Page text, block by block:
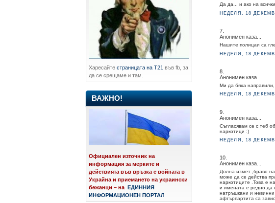
Харесайте страницата на Т21 във fb, за
да се срещаме и там.
ВАЖНО!
Официален източник на
информация за мерките и
действията във връзка с войната в
Украйна и приемането на украински
бежанци – на
ЕДИННИЯ
ИНФОРМАЦИОНЕН ПОРТАЛ
Да да... и ако на
НЕДЕЛЯ, 18
7.
Анонимен каза...
Нашите полицаи са
НЕДЕЛЯ, 18
8.
Анонимен каза...
Ми да бяха направили,
НЕДЕЛЯ, 18
9.
Анонимен каза...
Съгласявам се с теб
наркотици :)
НЕДЕЛЯ, 18
10.
Анонимен каза...
Долна измет ,браво на
може да се действа
наркотиците .Това е
и имената е редно да
натръшкани и невинни
афтърпартита са